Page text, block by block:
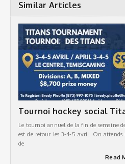
Similar Articles
Tournoi hockey social
Le tournoi annuel de la fin de semaine
est de retour les 3-4-5 avril. On
de
Read